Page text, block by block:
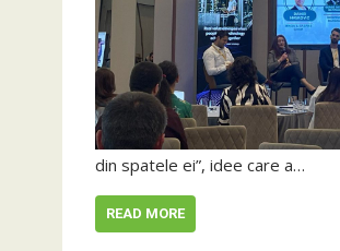
din spatele ei”, idee care a…
READ MORE